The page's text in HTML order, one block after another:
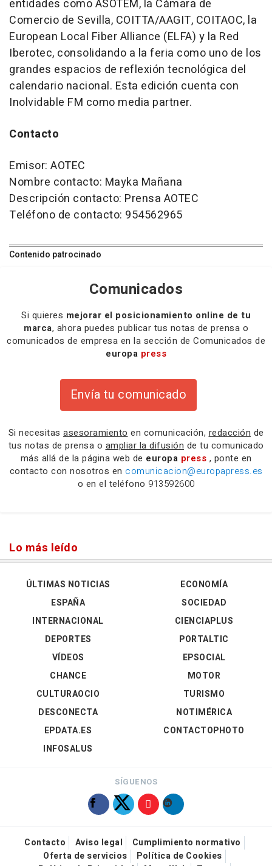
entidades como ASOTEM, la Cámara de
Comercio de Sevilla, COITTA/AAGIT, COITAOC, la
European Local Fiber Alliance (ELFA) y la Red
Iberotec, consolidando a la feria como uno de los
grandes espacios de reflexión tecnológica del
calendario nacional. Esta edición cuenta con
Inolvidable FM como media partner.
Contacto
Emisor: AOTEC
Nombre contacto: Mayka Mañana
Descripción contacto: Prensa AOTEC
Teléfono de contacto: 954562965
Contenido patrocinado
Comunicados
Si quieres mejorar el posicionamiento online de tu
marca, ahora puedes publicar tus notas de prensa o
comunicados de empresa en la sección de Comunicados de
europa press
Envía tu comunicado
Si necesitas asesoramiento en comunicación, redacción de
tus notas de prensa o ampliar la difusión de tu comunicado
más allá de la página web de europa press , ponte en
contacto con nosotros en comunicacion@europapress.es
o en el teléfono 913592600
Lo más leído
ÚLTIMAS NOTICIAS
ESPAÑA
INTERNACIONAL
DEPORTES
VÍDEOS
ECONOMÍA
SOCIEDAD
CIENCIAPLUS
PORTALTIC
EPSOCIAL
CHANCE
CULTURAOCIO
DESCONECTA
EPDATA.ES
INFOSALUS
MOTOR
TURISMO
NOTIMÉRICA
CONTACTOPHOTO
SÍGUENOS
Contacto Aviso legal
Cumplimiento normativo
Oferta de servicios
Política de Cookies